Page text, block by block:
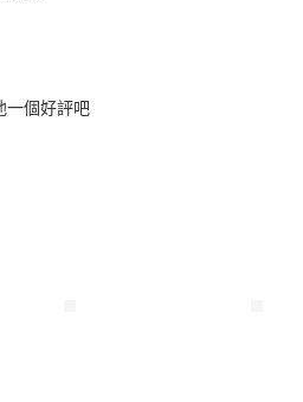
一個好評吧